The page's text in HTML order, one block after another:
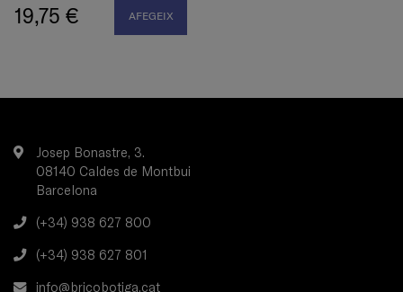
19,75 € AFEGEIX
Josep Bonastre, 3.
08140 Caldes de Montbui
Barcelona
(+34) 938 627 800
(+34) 938 627 801
info@bricobotiga.cat